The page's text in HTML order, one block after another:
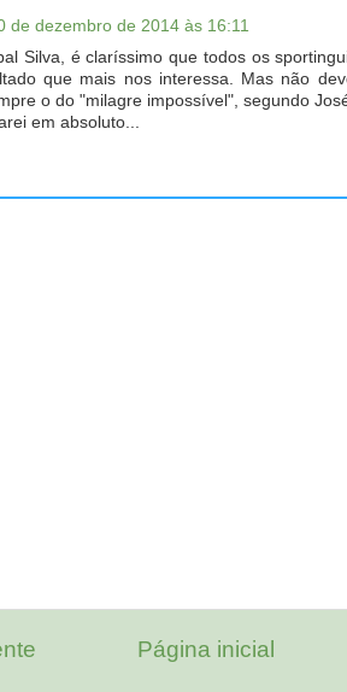
de dezembro de 2014 às 16:11
Silva, é claríssimo que todos os
que mais nos interessa. Mas não
o do "milagre impossível", segundo
em absoluto...
Página inicial